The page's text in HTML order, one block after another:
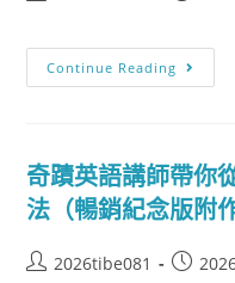
Continue Reading
奇蹟英語講師帶你
法（暢銷紀念版附
2026tibe081